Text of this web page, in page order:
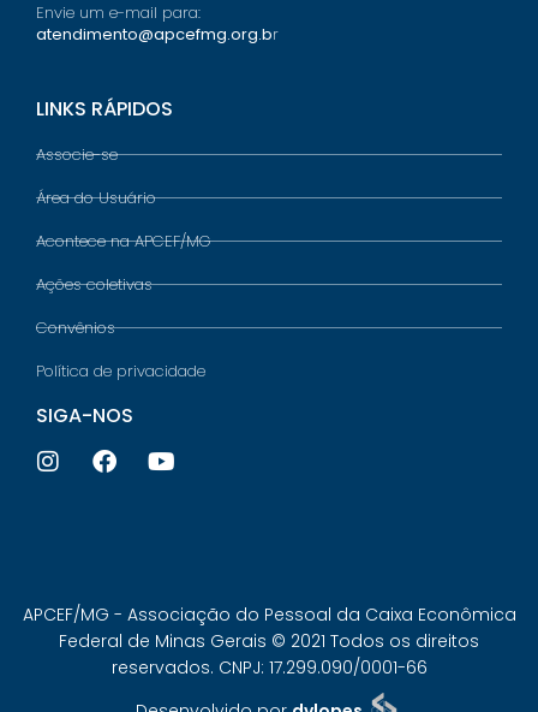
Envie um e-mail para:
atendimento@apcefmg.org.br
LINKS RÁPIDOS
Associe-se
Área do Usuário
Acontece na APCEF/MG
Ações coletivas
Convênios
Política de privacidade
SIGA-NOS
APCEF/MG - Associação do Pessoal da Caixa Econômica
Federal de Minas Gerais © 2021 Todos os direitos
reservados. CNPJ: 17.299.090/0001-66